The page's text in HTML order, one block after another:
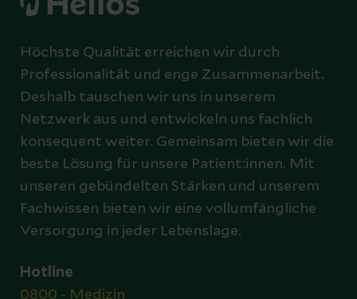
Höchste Qualität erreichen wir durch
Professionalität und enge Zusammenarbeit.
Deshalb tauschen wir uns in unserem
Netzwerk aus und entwickeln uns fachlich
konsequent weiter. Gemeinsam bieten wir die
beste Lösung für unsere Patient:innen. Mit
unseren gebündelten Stärken und unserem
Fachwissen bieten wir eine vollumfängliche
Versorgung in jeder Lebenslage.
Hotline
0800 - Medizin